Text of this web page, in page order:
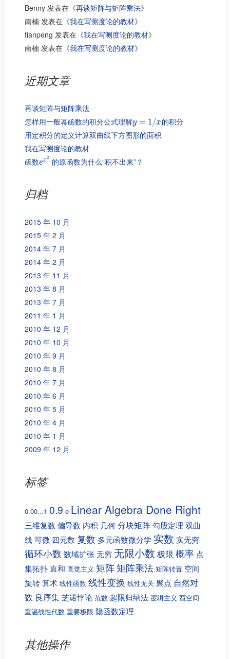
Benny发表在《再谈矩阵与矩阵乘法》
南楠发表在《我在写测度论的教材》
tianpeng 发表在《我在写测度论的教材》
南楠发表在《我在写测度论的教材》
近期文章
再谈矩阵与矩阵乘法
怎样用一般幂函数的积分公式理解y = 1/x的积分
用定积分的定义计算双曲线下方图形的面积
我在写测度论的教材
函数ex2 的原函数为什么“积不出来”？
归档
2015 年 10 月
2015 年 2 月
2014 年 7 月
2014 年 2 月
2013 年 11 月
2013 年 8 月
2013 年 7 月
2011 年 1 月
2010 年 12 月
2010 年 10 月
2010 年 9 月
2010 年 8 月
2010 年 7 月
2010 年 6 月
2010 年 5 月
2010 年 4 月
2010 年 1 月
2009 年 12 月
标签
0.00...1 0.9 e Linear Algebra Done Right
三维复数 偏导数 内积 几何分块矩阵勾股定理 双曲
线可微 四元数 复数 多元函数微分学 实数 实无穷
循环小数 数域扩张无穷 无限小数 极限 概率 点
集拓扑直和 直觉主义 矩阵矩阵乘法 矩阵转置 空间
旋转算术 线性函数 线性变换 线性无关 聚点 自然对
数 良序集芝诺悖论 范数 超限归纳法 逻辑主义 酉空间
重温线性代数 重要极限 隐函数定理
其他操作